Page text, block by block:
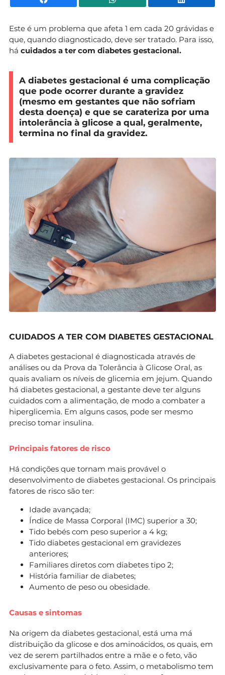
Este é um problema que afeta 1 em cada 20 grávidas e
que, quando diagnosticado, deve ser tratado. Para isso,
há cuidados a ter com diabetes gestacional.
A diabetes gestacional é uma complicação
que pode ocorrer durante a gravidez
(mesmo em gestantes que não sofriam
desta doença) e que se carateriza por uma
intolerância à glicose a qual, geralmente,
termina no final da gravidez.
CUIDADOS A TER COM DIABETES GESTACIONAL
A diabetes gestacional é diagnosticada através de
análises ou da Prova da Tolerância à Glicose Oral, as
quais avaliam os níveis de glicemia em jejum. Quando
há diabetes gestacional, a gestante deve ter alguns
cuidados com a alimentação, de modo a combater a
hiperglicemia. Em alguns casos, pode ser mesmo
preciso tomar insulina.
Principais fatores de risco
Há condições que tornam mais provável o
desenvolvimento de diabetes gestacional. Os principais
fatores de risco são ter:
Idade avançada;
Índice de Massa Corporal (IMC) superior a 30;
Tido bebés com peso superior a 4 kg;
Tido diabetes gestacional em gravidezes
anteriores;
Familiares diretos com diabetes tipo 2;
História familiar de diabetes;
Aumento de peso ou obesidade.
Causas e sintomas
Na origem da diabetes gestacional, está uma má
distribuição da glicose e dos aminoácidos, os quais, em
vez de serem partilhados entre a mãe e o feto, vão
exclusivamente para o feto. Assim, o metabolismo tem